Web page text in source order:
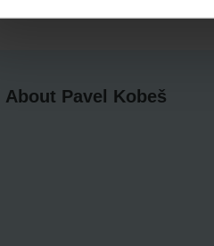
About Pavel Kobeš